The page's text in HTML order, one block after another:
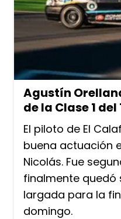
Agustín
de la Clase 1
El piloto de El
buena actuación
Nicolás. Fue
finalmente quedó
largada para la
domingo.